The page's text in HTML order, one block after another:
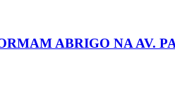
ABRIGO NA AV.